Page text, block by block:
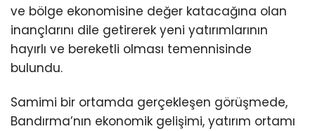
ve bölge ekonomisine değer katacağına olan
inançlarını dile getirerek yeni yatırımlarının
hayırlı ve bereketli olması temennisinde
bulundu.
Samimi bir ortamda gerçekleşen görüşmede,
Bandırma’nın ekonomik gelişimi, yatırım ortamı